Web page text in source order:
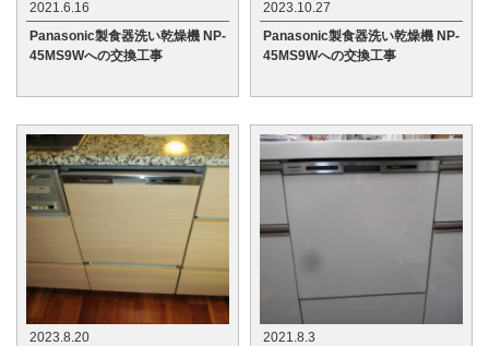
2021.6.16
Panasonic製食器洗い乾燥機 NP-
45MS9Wへの交換工事
2023.10.27
Panasonic製食器洗い乾燥機 NP-
45MS9Wへの交換工事
2023.8.20
2021.8.3